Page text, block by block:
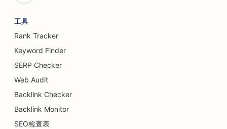
工具
Rank Tracker
Keyword Finder
SERP Checker
Web Audit
Backlink Checker
Backlink Monitor
SEO检查表